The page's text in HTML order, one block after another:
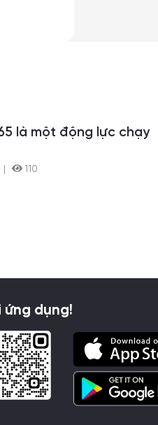
là một động lực chạy
110
ứng dụng!